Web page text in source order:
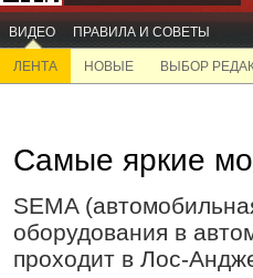
ВИДЕО ПРАВИЛА И СОВЕТЫ
ЛЕНТА НОВЫЕ ВЫБОР
Самые яркие
SEMA
оборудования в
проходит в Лос-